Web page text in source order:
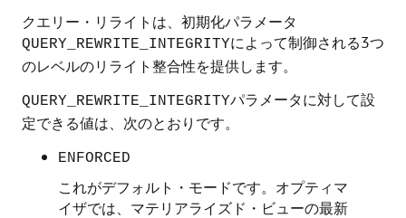
クエリー・リライトは、初期化パラメータ
QUERY_REWRITE_INTEGRITYによって制御される3つ
のレベルのリライト整合性を提供します。
QUERY_REWRITE_INTEGRITYパラメータに対して設
定できる値は、次のとおりです。
ENFORCED
これがデフォルト・モードです。オプティマ
イザでは、マテリアライズド・ビューの最新